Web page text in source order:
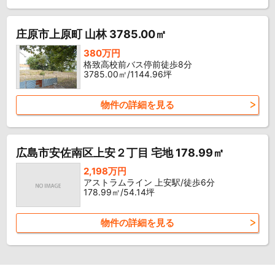
庄原市上原町 山林 3785.00㎡
380万円
格致高校前バス停前徒歩8分
3785.00㎡/1144.96坪
物件の詳細を見る
広島市安佐南区上安２丁目 宅地 178.99㎡
2,198万円
アストラムライン 上安駅/徒歩6分
178.99㎡/54.14坪
物件の詳細を見る